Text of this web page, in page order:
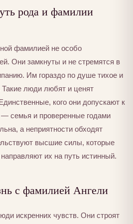
рода и фамилии
фамилией не особо
Они замкнуты и не стремятся в
Им гораздо по душе тихое и
люди любят и ценят
кого они допускают к
семья и проверенные годами
а неприятности обходят
высшие силы, которые
их на путь истинный.
с фамилией Ангели
искренних чувств. Они строят